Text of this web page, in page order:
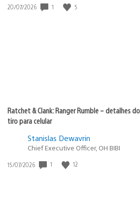
Data
20/07/2026 1 5
Ratchet & Clank: Ranger Rumble – detalhes
tiro para celular
Stanislas Dewavrin
Chief Executive Officer, OH BIBI
Data
15/07/2026 1 12